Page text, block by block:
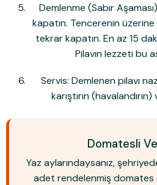
Demlenme (Sabır
kapatın. Tencerenin
tekrar kapatın. En az 15
Pilavın lezzeti bu
Servis: Demlenen pilavı
karıştırın
Domatesli
Yaz aylarındaysanız,
adet rendelenmiş domates